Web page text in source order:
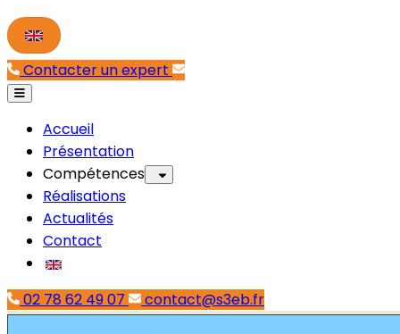
Contacter un expert
Accueil
Présentation
Compétences
Réalisations
Actualités
Contact
02 78 62 49 07 contact@s3eb.fr